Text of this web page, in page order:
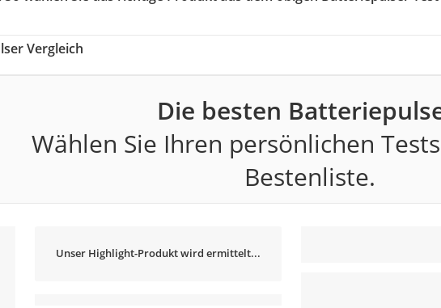
Vergleich
Die besten
Wählen Sie Ihren persönlichen
Bestenliste.
Unser Highlight-Produkt wird ermittelt...